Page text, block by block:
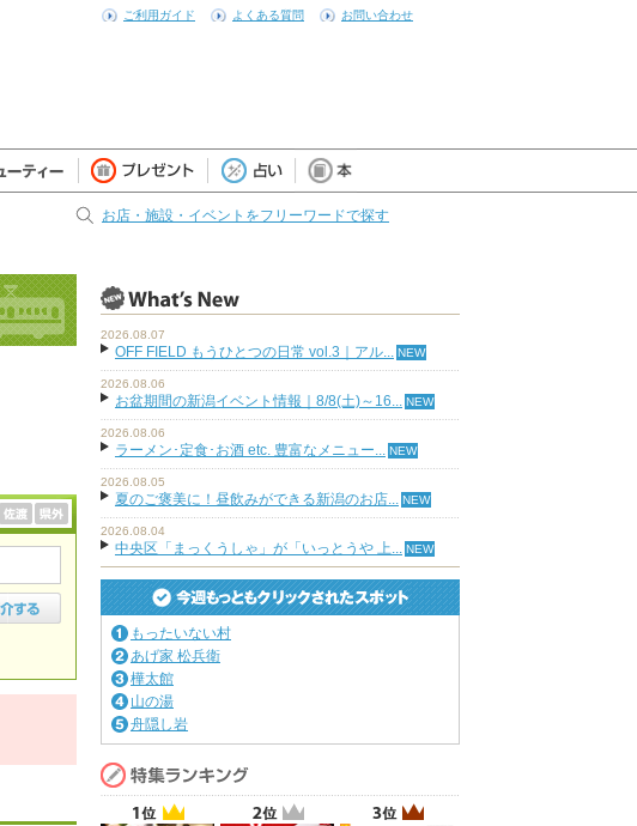
ご利用ガイド よくある質問 お問い合わせ
お店・施設・イベントをフリーワードで探す
2026.08.07
OFF FIELD もうひとつの日常 vol.3｜アル...
2026.08.06
お盆期間の新潟イベント情報｜8/8(土)～16...
2026.08.06
ラーメン･定食･お酒 etc. 豊富なメニュー...
2026.08.05
夏のご褒美に！昼飲みができる新潟のお店...
2026.08.04
中央区「まっくうしゃ」が「いっとうや 上...
もったいない村
あげ家 松兵衛
樺太館
山の湯
舟隠し岩